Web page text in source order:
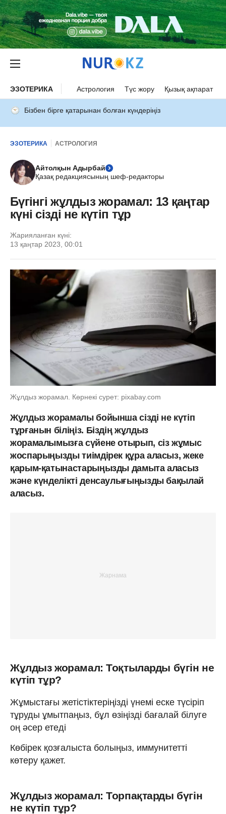
ЭЗОТЕРИКА Астрология Түс жору Қызық ақпарат
Бізбен бірге қатарынан болған күндеріңіз
ЭЗОТЕРИКА АСТРОЛОГИЯ
Айтолқын Адырбай
Қазақ редакциясының шеф-редакторы
Бүгінгі жұлдыз жорамал: 13 қаңтар
күні сізді не күтіп тұр
Жарияланған күні:
13 қаңтар 2023, 00:01
Жұлдыз жорамал. Көрнекі сурет: pixabay.com
Жұлдыз жорамалы бойынша сізді не күтіп
тұрғанын біліңіз. Біздің жұлдыз
жорамалымызға сүйене отырып, сіз жұмыс
жоспарыңызды тиімдірек құра аласыз, жеке
қарым-қатынастарыңызды дамыта аласыз
және күнделікті денсаулығыңызды бақылай
аласыз.
Жұлдыз жорамал: Тоқтыларды бүгін не
күтіп тұр?
Жұмыстағы жетістіктеріңізді үнемі еске түсіріп
тұруды ұмытпаңыз, бұл өзіңізді бағалай білуге
оң әсер етеді
Көбірек қозғалыста болыңыз, иммунитетті
көтеру қажет.
Жұлдыз жорамал: Торпақтарды бүгін
не күтіп тұр?